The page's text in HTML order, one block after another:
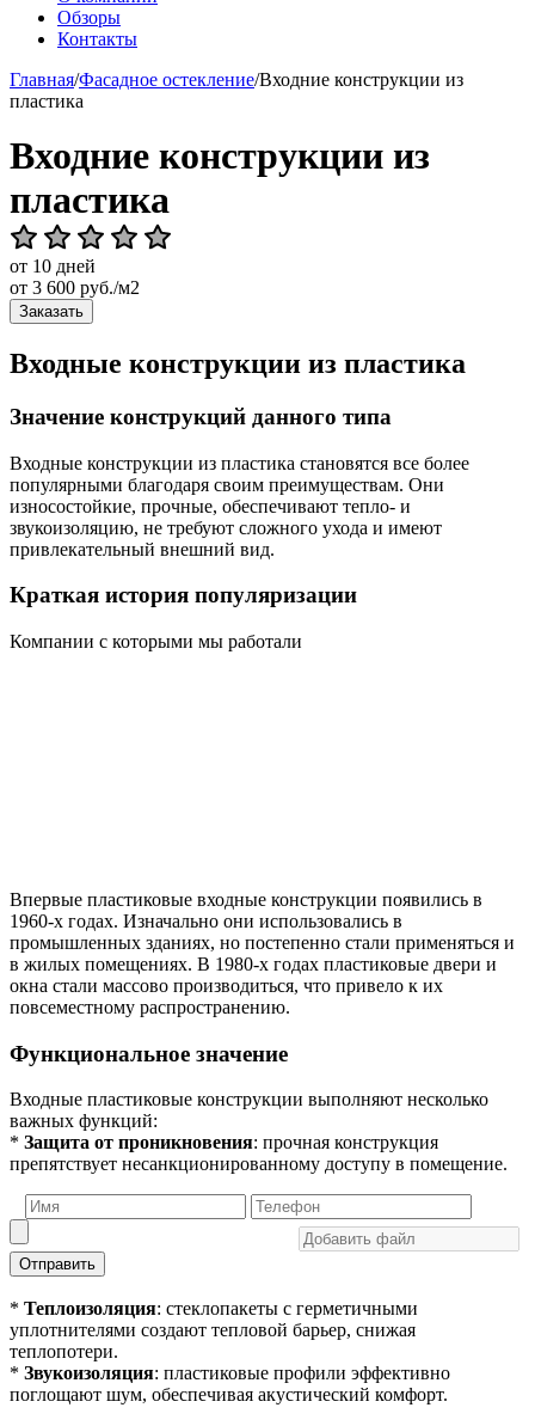
Обзоры
Контакты
Главная/Фасадное остекление/Входние конструкции из
пластика
Входние конструкции из
пластика
от 10 дней
от 3 600 руб./м2
Заказать
Входные конструкции из пластика
Значение конструкций данного типа
Входные конструкции из пластика становятся все более
популярными благодаря своим преимуществам. Они
износостойкие, прочные, обеспечивают тепло- и
звукоизоляцию, не требуют сложного ухода и имеют
привлекательный внешний вид.
Краткая история популяризации
Компании с которыми мы работали
Впервые пластиковые входные конструкции появились в
1960-х годах. Изначально они использовались в
промышленных зданиях, но постепенно стали применяться и
в жилых помещениях. В 1980-х годах пластиковые двери и
окна стали массово производиться, что привело к их
повсеместному распространению.
Функциональное значение
Входные пластиковые конструкции выполняют несколько
важных функций:
* Защита от проникновения: прочная конструкция
препятствует несанкционированному доступу в помещение.
Отправить
* Теплоизоляция: стеклопакеты с герметичными
уплотнителями создают тепловой барьер, снижая
теплопотери.
* Звукоизоляция: пластиковые профили эффективно
поглощают шум, обеспечивая акустический комфорт.